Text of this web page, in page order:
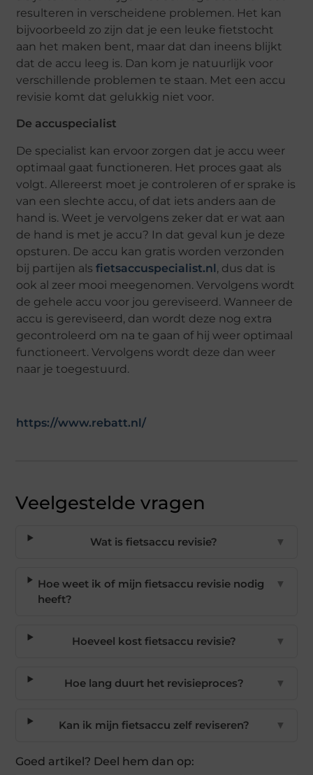
resulteren in verscheidene problemen. Het kan
bijvoorbeeld zo zijn dat je een leuke fietstocht
aan het maken bent, maar dat dan ineens blijkt
dat de accu leeg is. Dan kom je natuurlijk voor
verschillende problemen te staan. Met een accu
revisie komt dat gelukkig niet voor.
De accuspecialist
De specialist kan ervoor zorgen dat je accu weer
optimaal gaat functioneren. Het proces gaat als
volgt. Allereerst moet je controleren of er sprake is
van een slechte accu, of dat iets anders aan de
hand is. Weet je vervolgens zeker dat er wat aan
de hand is met je accu? In dat geval kun je deze
opsturen. De accu kan gratis worden verzonden
bij partijen alsfietsaccuspecialist.nl, dus dat is
ook al zeer mooi meegenomen. Vervolgens wordt
de gehele accu voor jou gereviseerd. Wanneer de
accu is gereviseerd, dan wordt deze nog extra
gecontroleerd om na te gaan of hij weer optimaal
functioneert. Vervolgens wordt deze dan weer
naar je toegestuurd.
https://www.rebatt.nl/
Veelgestelde vragen
Wat is fietsaccu revisie? ▼
Hoe weet ik of mijn fietsaccu revisie nodig
heeft?
▼
Hoeveel kost fietsaccu revisie? ▼
Hoe lang duurt het revisieproces? ▼
Kan ik mijn fietsaccu zelf reviseren? ▼
Goed artikel? Deel hem dan op: